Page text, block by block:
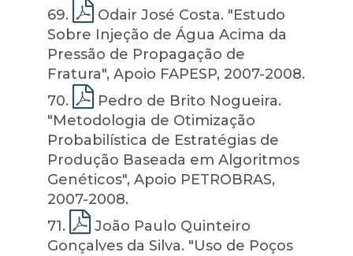
69.
Odair José Costa. "Estudo
Sobre Injeção de Água Acima da
Pressão de Propagação de
Fratura", Apoio FAPESP, 2007-2008.
70.
Pedro de Brito Nogueira.
"Metodologia de Otimização
Probabilística de Estratégias de
Produção Baseada em Algoritmos
Genéticos", Apoio PETROBRAS,
2007-2008.
71.
João Paulo Quinteiro
Gonçalves da Silva. "Uso de Poços